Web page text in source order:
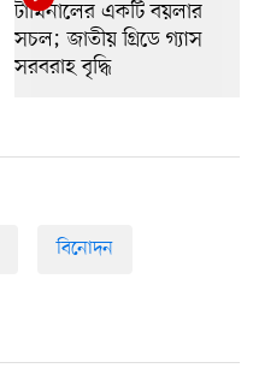
বিনোদন